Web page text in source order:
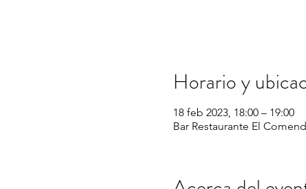
Horario y
18 feb 2023, 18:00 – 19:00
Bar Restaurante El